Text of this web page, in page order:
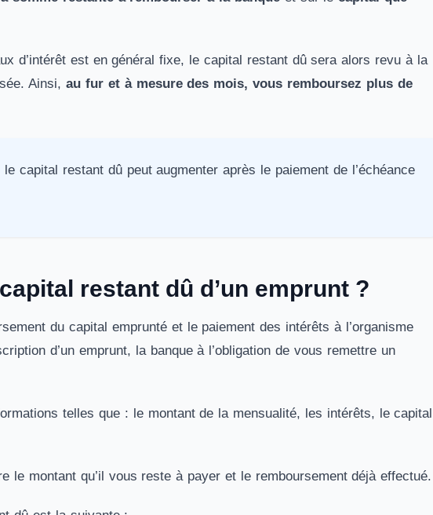
d’intérêt est en général fixe, le capital restant dû sera alors revu à la
Ainsi,au fur et à mesure des mois, vous remboursez plus de
capital restant dû peut augmenter après le paiement de l’échéance
restant dû d’un emprunt ?
du capital emprunté et le paiement des intérêts à l’organisme
d’un emprunt, la banque à l’obligation de vous remettre un
telles que : le montant de la mensualité, les intérêts, le capital
le montant qu’il vous reste à payer et le remboursement déjà effectué.